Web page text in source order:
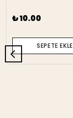
₺ 10.00
SEPETE EKLE